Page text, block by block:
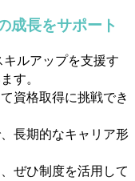
成長をサポート
ルアップを支援す
す。
資格取得に挑戦でき
長期的なキャリア形
ぜひ制度を活用して